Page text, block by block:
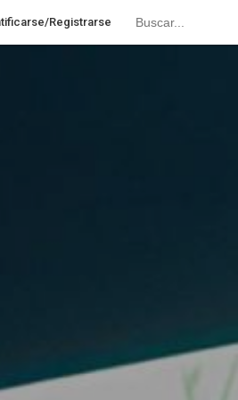
Registrarse